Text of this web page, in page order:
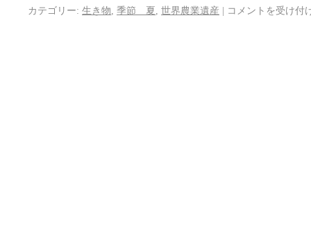
カテゴリー: 生き物 季節 夏 世界農業遺産 | コメントを受け付